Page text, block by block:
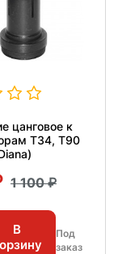
цанговое к
T34, T90
1 100
В
Под
заказ